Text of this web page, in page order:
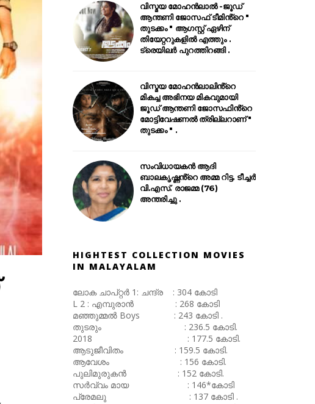
വിസ്മയ മോഹൻലാൽ -ജൂഡ്
ആന്തണി ജോസഫ് ടീമിൻ്റെ "
തുടക്കം " ആഗസ്റ്റ് ഏഴിന്
തിയേറ്ററുകളിൽ എത്തും .
ട്രെയിലർ പുറത്തിറങ്ങി .
വിസ്മയ മോഹൻലാലിൻ്റെ
മികച്ച അഭിനയ മികവുമായി
ജൂഡ് ആന്തണി ജോസഫിൻ്റെ
മോട്ടിവേഷണൽ ത്രില്ലറാണ് "
തുടക്കം " .
സംവിധായകൻ ആദി
ബാലകൃഷ്ണൻ്റെ അമ്മ റിട്ട. ടീച്ചർ
വി.എസ്. രാജമ്മ (76)
അന്തരിച്ചു .
HIGHTEST COLLECTION MOVIES
IN MALAYALAM
ലോക ചാപ്റ്റർ 1: ചന്ദ്ര : 304 കോടി
L 2 : എമ്പുരാൻ : 268 കോടി
മഞ്ഞുമ്മൽ Boys : 243 കോടി .
തുടരും : 236.5 കോടി.
2018 : 177.5 കോടി.
ആടുജീവിതം : 159.5 കോടി.
ആവേശം : 156 കോടി.
പുലിമുരുകൻ : 152 കോടി.
സർവ്വം മായ : 146*കോടി
പ്രേമലു : 137 കോടി .